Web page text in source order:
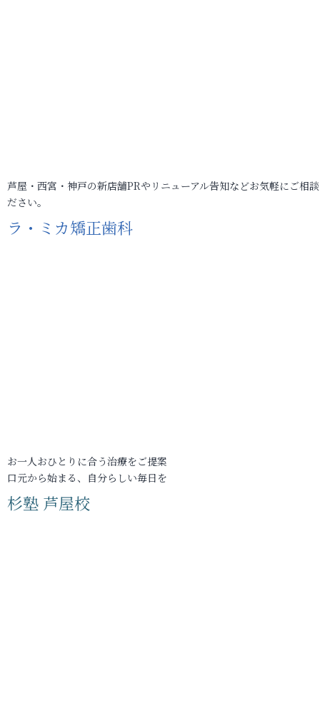
芦屋・西宮・神戸の新店舗PRやリニューアル告知などお気軽にご相
ださい。
ラ・ミカ矯正歯科
お一人おひとりに合う治療をご提案
口元から始まる、自分らしい毎日を
杉塾 芦屋校